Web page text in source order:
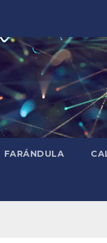
FARÁNDULA